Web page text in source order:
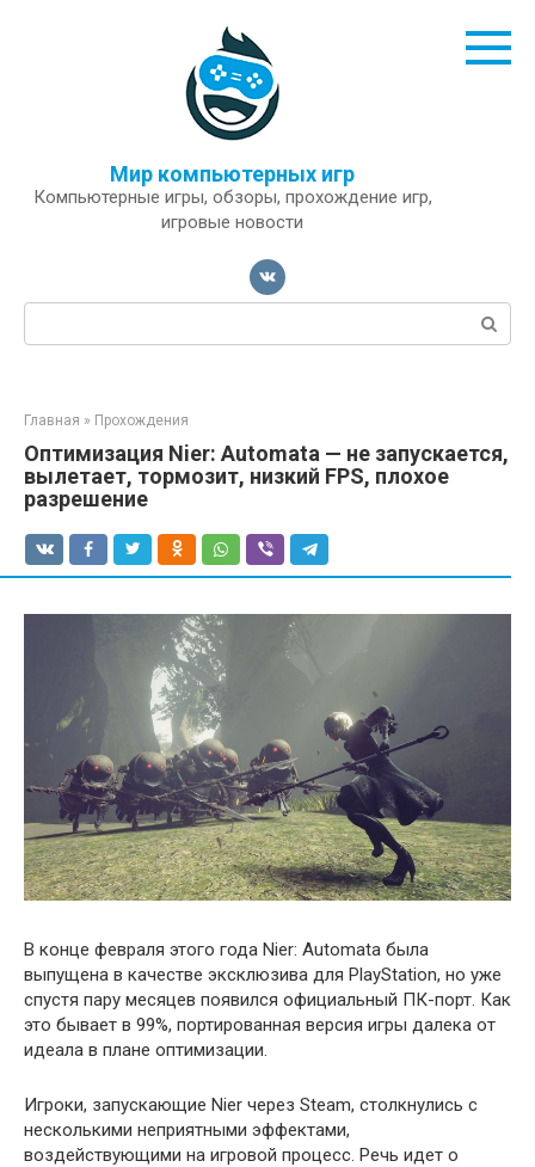
Мир компьютерных игр
Компьютерные игры, обзоры, прохождение игр,
игровые новости
Поиск:
Главная » Прохождения
Оптимизация Nier: Automata — не запускается,
вылетает, тормозит, низкий FPS, плохое
разрешение
В конце февраля этого года Nier: Automata была
выпущена в качестве эксклюзива для PlayStation, но уже
спустя пару месяцев появился официальный ПК-порт. Как
это бывает в 99%, портированная версия игры далека от
идеала в плане оптимизации.
Игроки, запускающие Nier через Steam, столкнулись с
несколькими неприятными эффектами,
воздействующими на игровой процесс. Речь идет о